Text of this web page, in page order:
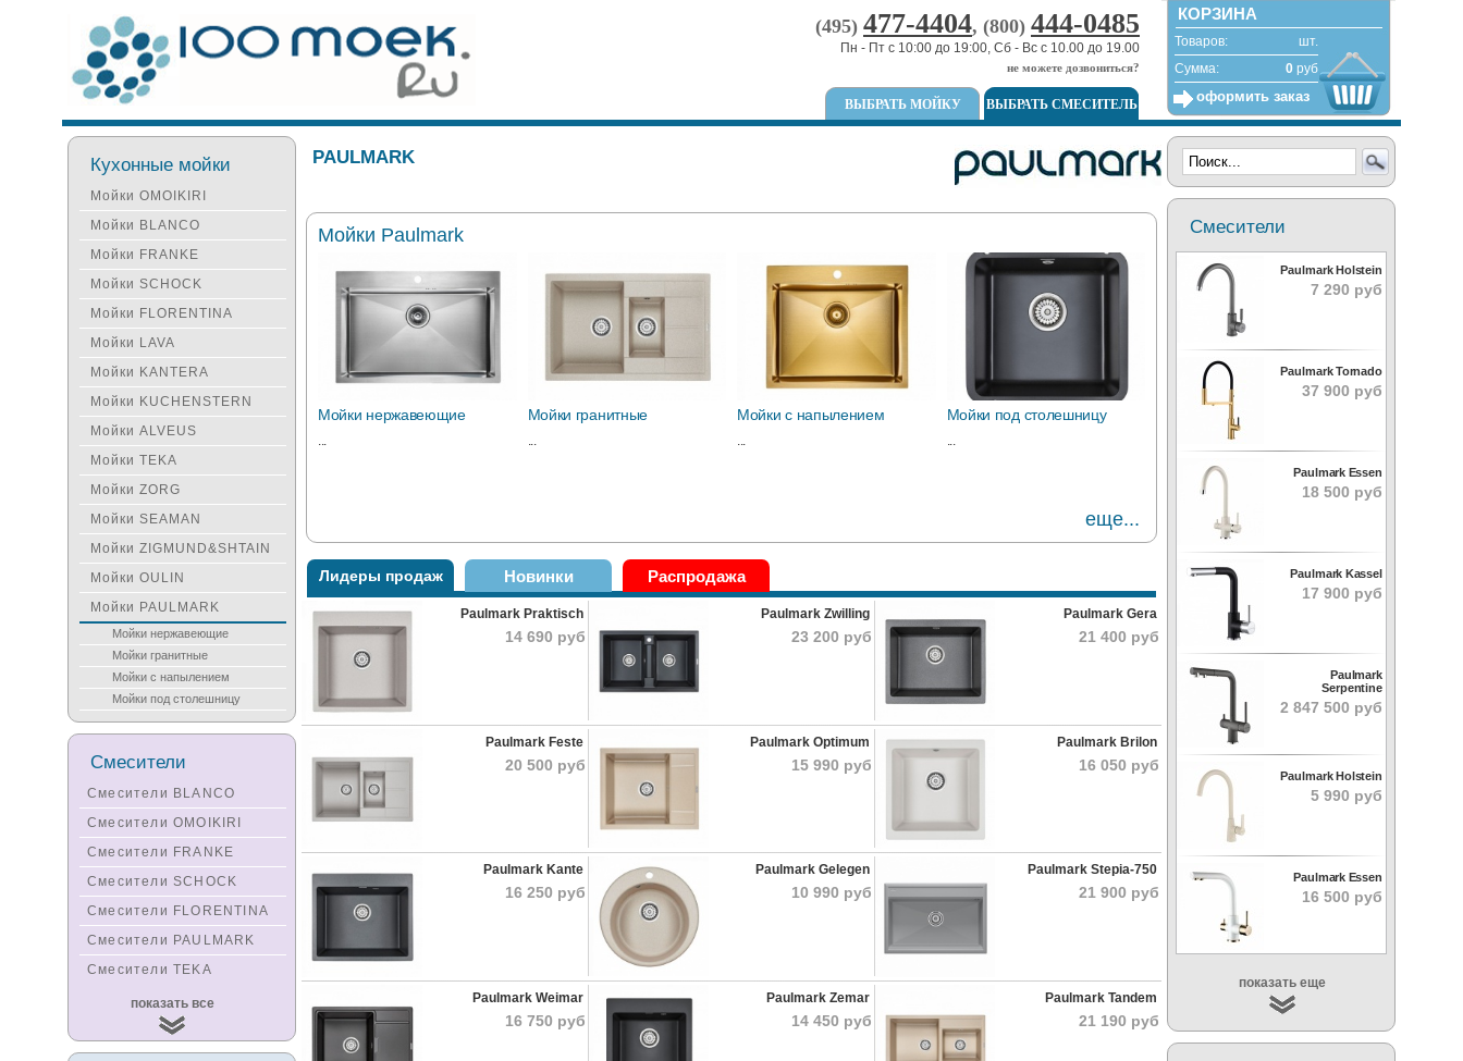
PAULMARK
Мойки Paulmark
Мойки нержавеющие
...
Мойки гранитные
...
Мойки с напылением
...
Мойки под столешницу
...
еще...
Лидеры продаж Новинки Распродажа
Paulmark Praktisch
14 690 руб
Paulmark Zwilling
23 200 руб
Paulmark Gera
21 400 руб
Paulmark Feste
20 500 руб
Paulmark Optimum
15 990 руб
Paulmark Brilon
16 050 руб
Paulmark Kante
16 250 руб
Paulmark Gelegen
10 990 руб
Paulmark Stepia-750
21 900 руб
Paulmark Weimar
16 750 руб
Paulmark Zemar
14 450 руб
Paulmark Tandem
21 190 руб
Кухонные мойки
Мойки OMOIKIRI
Мойки BLANCO
Мойки FRANKE
Мойки SCHOCK
Мойки FLORENTINA
Мойки LAVA
Мойки KANTERA
Мойки KUCHENSTERN
Мойки ALVEUS
Мойки TEKA
Мойки ZORG
Мойки SEAMAN
Мойки ZIGMUND&SHTAIN
Мойки OULIN
Мойки PAULMARK
Мойки нержавеющие
Мойки гранитные
Мойки с напылением
Мойки под столешницу
Смесители
Смесители BLANCO
Смесители OMOIKIRI
Смесители FRANKE
Смесители SCHOCK
Смесители FLORENTINA
Смесители PAULMARK
Смесители TEKA
Смесители
KUCHENSTERN
Смесители ZORG
показать все
Смесители
Paulmark Holstein
7 290 руб
Paulmark Tornado
37 900 руб
Paulmark Essen
18 500 руб
Paulmark Kassel
17 900 руб
Paulmark
Serpentine
2 847 500 руб
Paulmark Holstein
5 990 руб
Paulmark Essen
16 500 руб
показать еще
(495) 477-4404, (800) 444-0485
Пн - Пт с 10:00 до 19:00, Сб - Вс с 10.00 до 19.00
не можете дозвониться?
КОРЗИНА
Товаров:
шт.
Сумма:
0руб
оформить заказ
ВЫБРАТЬ СМЕСИТЕЛЬ
ВЫБРАТЬ МОЙКУ